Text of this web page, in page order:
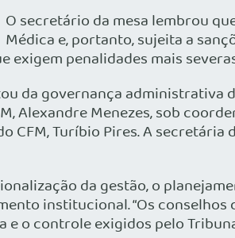
O secretário da mesa lembrou
Médica e, portanto, sujeita a
exigem penalidades mais
da governança administrativa
Alexandre Menezes, sob
CFM, Turíbio Pires. A secretária
da gestão, o
institucional. “Os conselhos
o controle exigidos pelo